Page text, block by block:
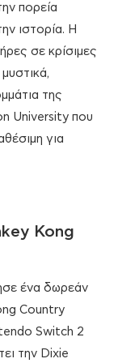
πορεία
ιστορία. Η
σε κρίσιμες
της
University που
για
Kong
ένα δωρεάν
Country
Switch 2
την Dixie